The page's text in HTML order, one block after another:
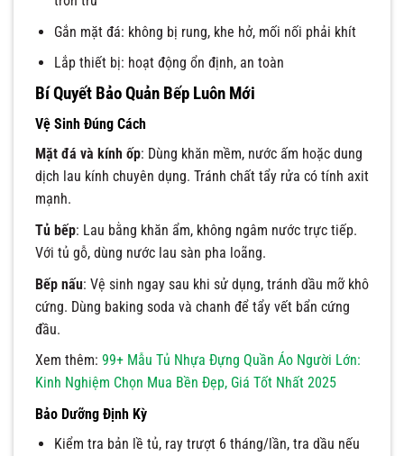
Gắn mặt đá: không bị rung, khe hở, mối nối phải khít
Lắp thiết bị: hoạt động ổn định, an toàn
Bí Quyết Bảo Quản Bếp Luôn Mới
Vệ Sinh Đúng Cách
Mặt đá và kính ốp: Dùng khăn mềm, nước ấm hoặc dung
dịch lau kính chuyên dụng. Tránh chất tẩy rửa có tính axit
mạnh.
Tủ bếp: Lau bằng khăn ẩm, không ngâm nước trực tiếp.
Với tủ gỗ, dùng nước lau sàn pha loãng.
Bếp nấu: Vệ sinh ngay sau khi sử dụng, tránh dầu mỡ khô
cứng. Dùng baking soda và chanh để tẩy vết bẩn cứng
đầu.
Xem thêm: 99+ Mẫu Tủ Nhựa Đựng Quần Áo Người Lớn:
Kinh Nghiệm Chọn Mua Bền Đẹp, Giá Tốt Nhất 2025
Bảo Dưỡng Định Kỳ
Kiểm tra bản lề tủ, ray trượt 6 tháng/lần, tra dầu nếu